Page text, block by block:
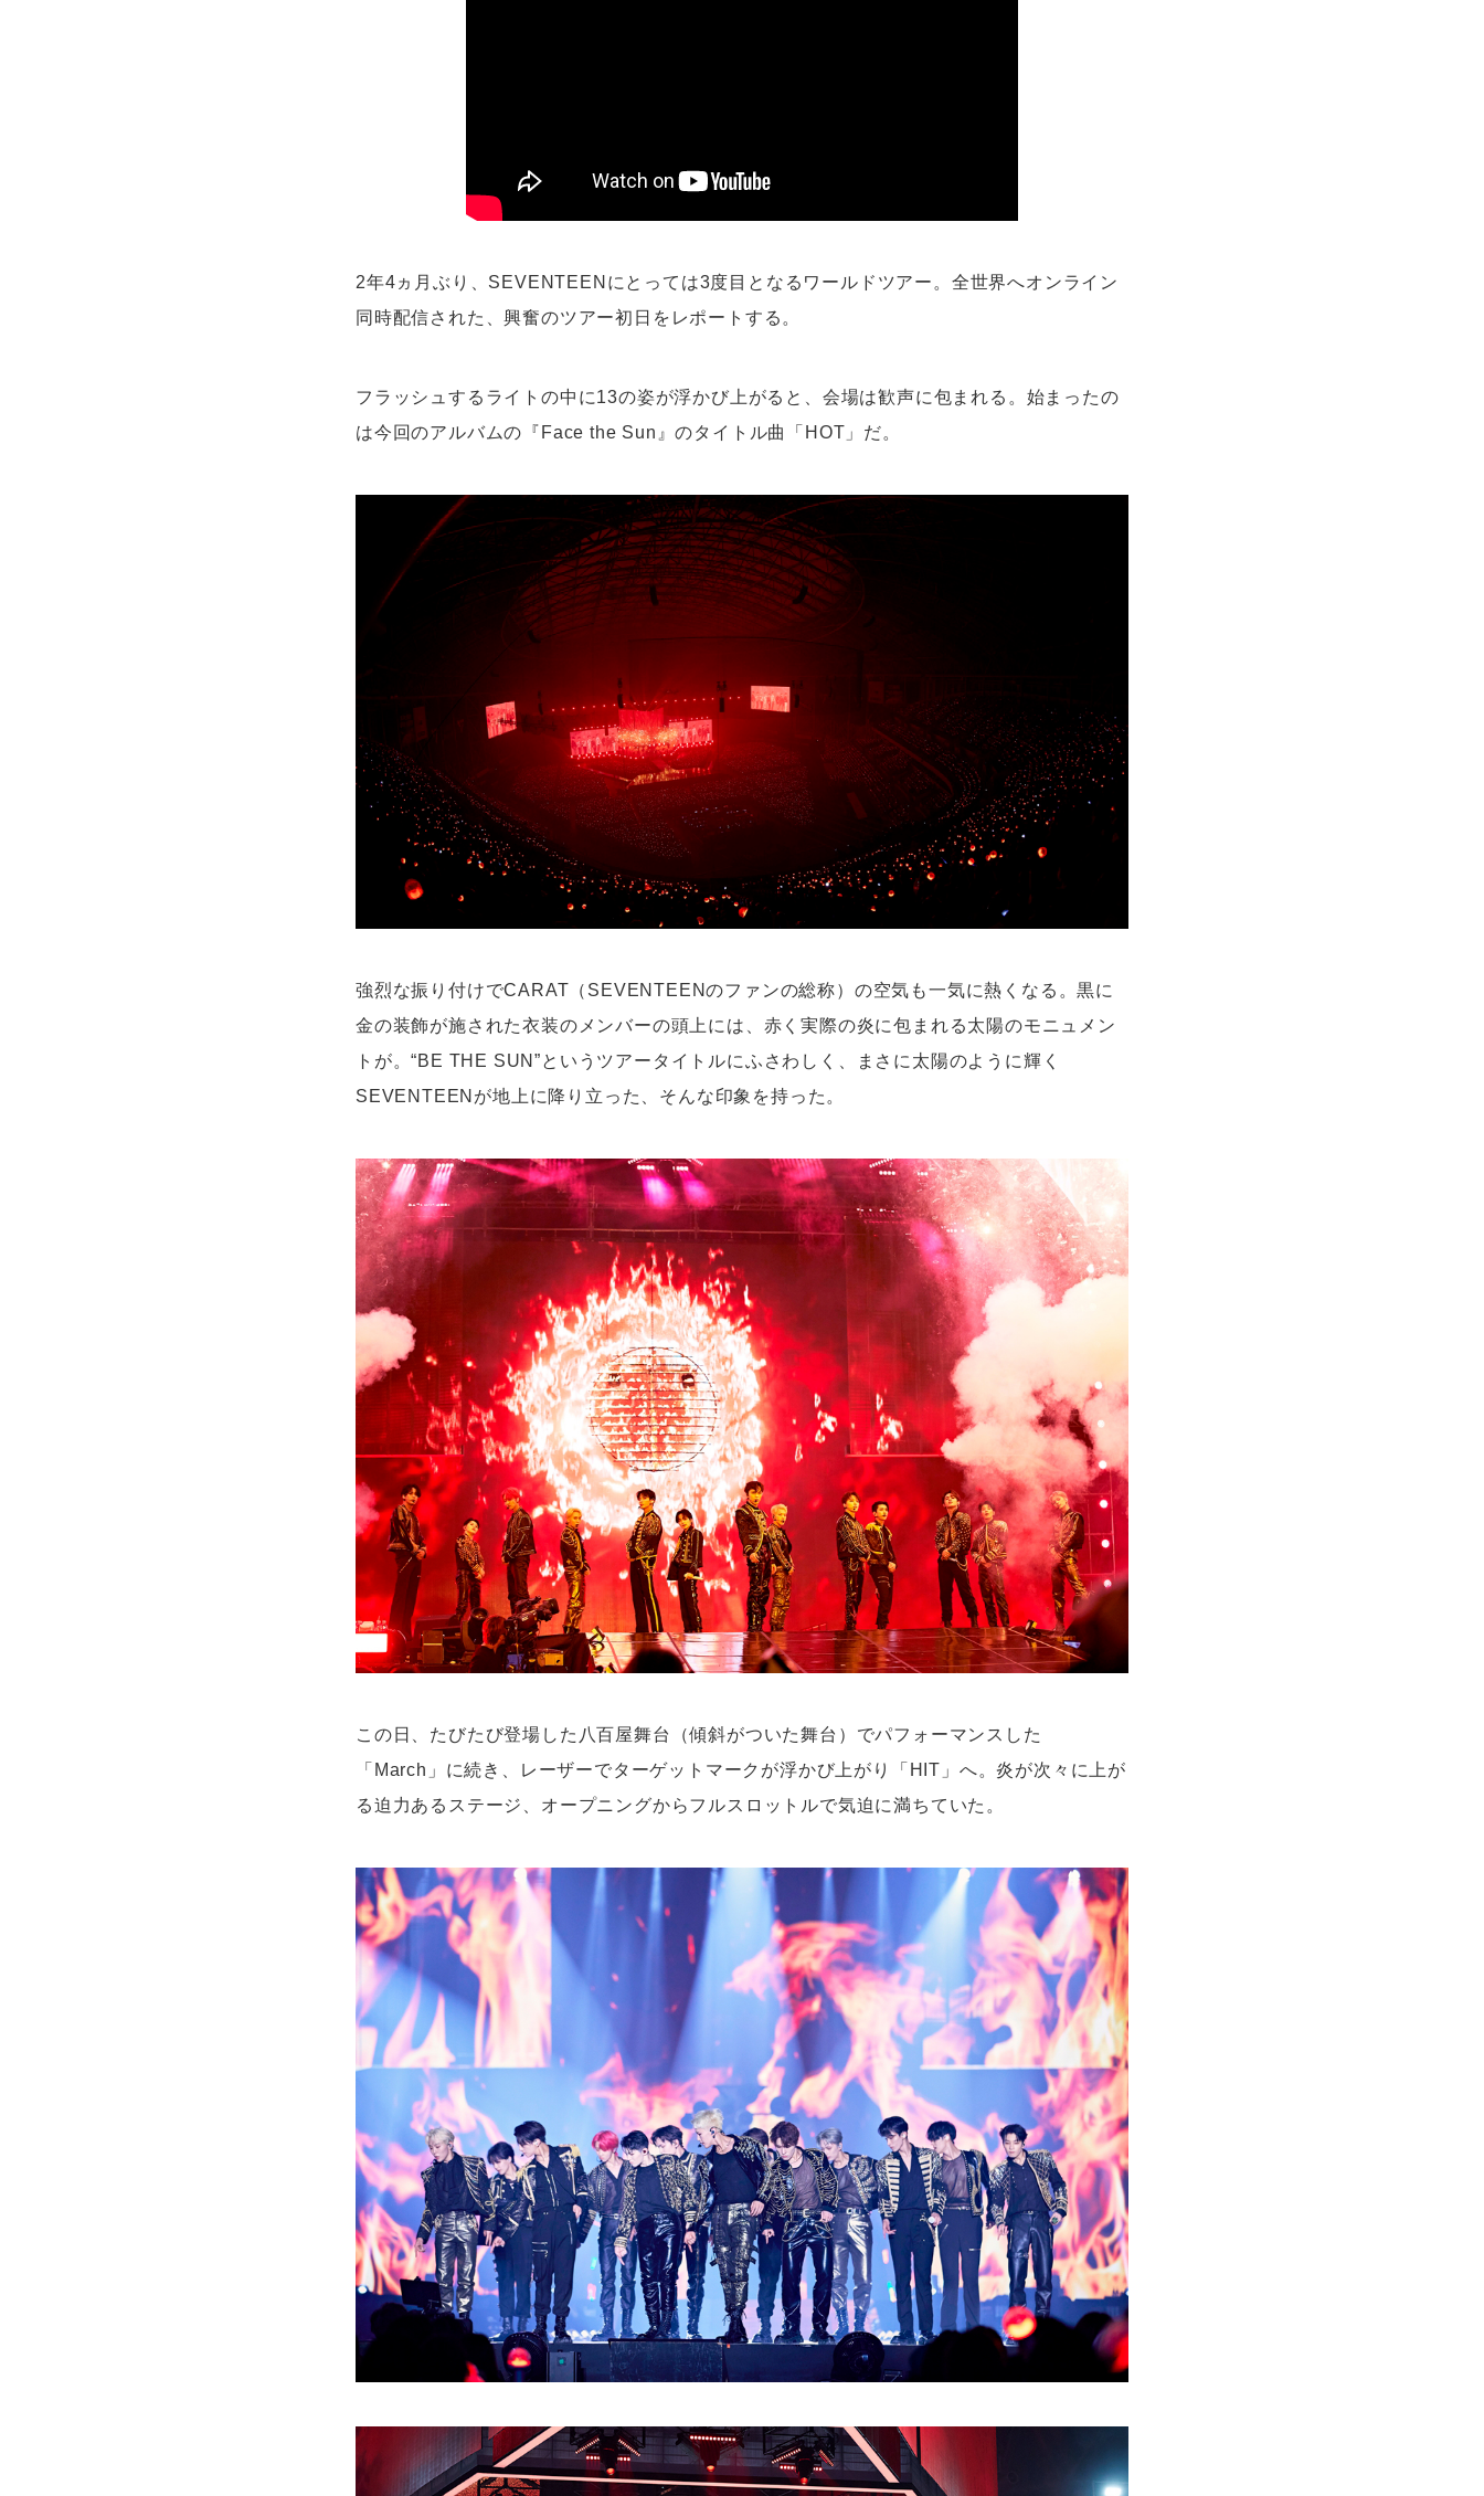
2年4ヵ月ぶり、SEVENTEENにとっては3度目となるワールドツアー。全世界へオンライン
同時配信された、興奮のツアー初日をレポートする。
フラッシュするライトの中に13の姿が浮かび上がると、会場は歓声に包まれる。始まったの
は今回のアルバムの『Face the Sun』のタイトル曲「HOT」だ。
強烈な振り付けでCARAT（SEVENTEENのファンの総称）の空気も一気に熱くなる。黒に
金の装飾が施された衣装のメンバーの頭上には、赤く実際の炎に包まれる太陽のモニュメン
トが。“BE THE SUN”というツアータイトルにふさわしく、まさに太陽のように輝く
SEVENTEENが地上に降り立った、そんな印象を持った。
この日、たびたび登場した八百屋舞台（傾斜がついた舞台）でパフォーマンスした
「March」に続き、レーザーでターゲットマークが浮かび上がり「HIT」へ。炎が次々に上が
る迫力あるステージ、オープニングからフルスロットルで気迫に満ちていた。